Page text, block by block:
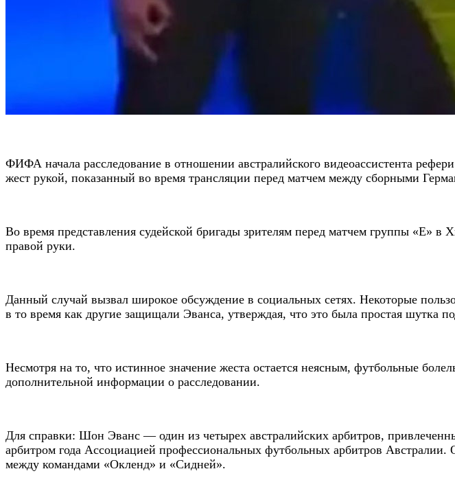
ФИФА начала расследование в отношении австралийского видеоассистента
жест рукой, показанный во время трансляции перед матчем между сборными
Во время представления судейской бригады зрителям перед матчем группы «E»
правой руки.
Данный случай вызвал широкое обсуждение в социальных сетях. Некоторые
в то время как другие защищали Эванса, утверждая, что это была простая шутка
Несмотря на то, что истинное значение жеста остается неясным, футбольные
дополнительной информации о расследовании.
Для справки: Шон Эванс — один из четырех австралийских арбитров,
арбитром года Ассоциацией профессиональных футбольных арбитров
между командами «Окленд» и «Сидней».